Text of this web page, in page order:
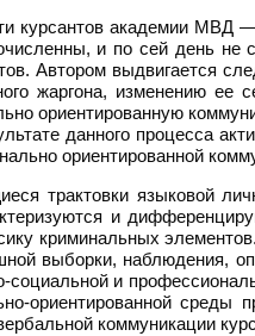
курсантов академии МВД
и по сей день не
Автором выдвигается
жаргона, изменению
ориентированную
данного процесса
ориентированной
трактовки языковой
и
криминальных
выборки, наблюдения,
и
ориентированной
коммуникации